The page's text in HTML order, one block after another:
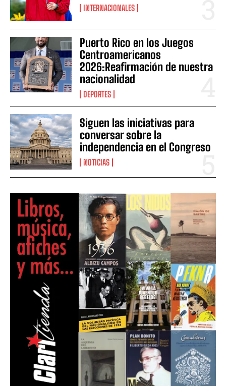
INTERNACIONALES
Puerto Rico en los Juegos
Centroamericanos
2026:Reafirmación de nuestra
nacionalidad
DEPORTES
Siguen las iniciativas para
conversar sobre la
independencia en el Congreso
NOTICIAS